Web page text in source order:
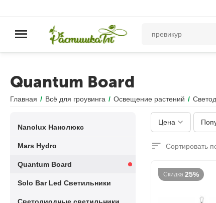
Quantum Board
Главная / Всё для гроувинга / Освещение растений /
Цена
Сортировать
Скидка 25%
Nanolux Нанолюкс
Mars Hydro
Quantum Board
Solo Bar Led Светильники